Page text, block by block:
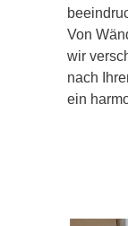
Von
wir
nach
ein